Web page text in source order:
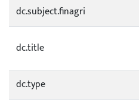
dc.subject.finagri
dc.title
dc.type